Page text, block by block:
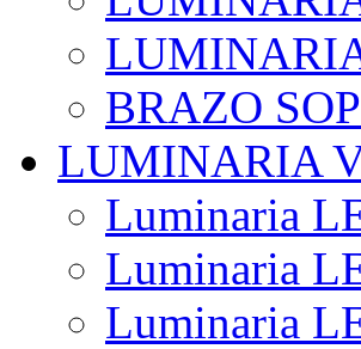
BRAZO
LUMINARIA
Luminaria
Luminaria
Luminaria